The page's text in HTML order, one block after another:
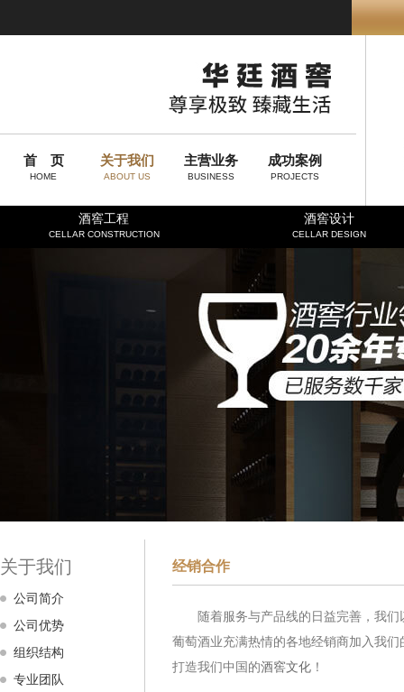
首 页
HOME
关于我们
ABOUT US
主营业务
BUSINESS
成功案例
PROJECTS
酒窖工程
CELLAR CONSTRUCTION
酒窖设计
CELLAR DESIGN
关于我们
公司简介
公司优势
组织结构
专业团队
经销合作
随着服务与产品线的日益完善，我们
葡萄酒业充满热情的各地经销商加入我们
打造我们中国的酒窖文化 ！